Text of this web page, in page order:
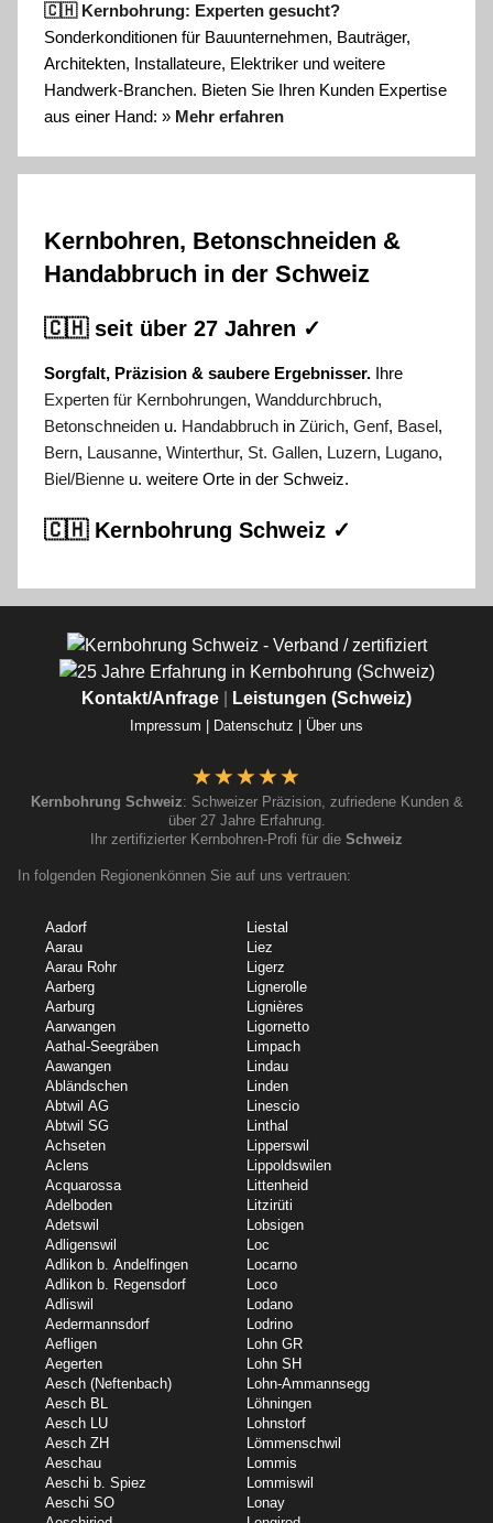
🇨🇭 Kernbohrung: Experten gesucht?
Sonderkonditionen für Bauunternehmen, Bauträger,
Architekten, Installateure, Elektriker und weitere
Handwerk-Branchen. Bieten Sie Ihren Kunden Expertise
aus einer Hand: » Mehr erfahren
Kernbohren, Betonschneiden &
Handabbruch in der Schweiz
🇨🇭 seit über 27 Jahren ✓
Sorgfalt, Präzision & saubere Ergebnisser. Ihre
Experten für Kernbohrungen, Wanddurchbruch,
Betonschneiden u. Handabbruch in Zürich, Genf, Basel,
Bern, Lausanne, Winterthur, St. Gallen, Luzern, Lugano,
Biel/Bienne u. weitere Orte in der Schweiz.
🇨🇭 Kernbohrung Schweiz ✓
Kontakt/Anfrage Leistungen (Schweiz)
Impressum | Datenschutz | Über uns
Kernbohrung Schweiz: Schweizer Präzision, zufriedene Kunden &
über 27 Jahre Erfahrung.
Ihr zertifizierter Kernbohren-Profi für die Schweiz
In folgenden Regionenkönnen Sie auf uns vertrauen:
Aadorf
Aarau
Aarau Rohr
Aarberg
Aarburg
Aarwangen
Aathal-Seegräben
Aawangen
Abländschen
Abtwil AG
Abtwil SG
Achseten
Aclens
Acquarossa
Adelboden
Adetswil
Adligenswil
Adlikon b. Andelfingen
Adlikon b. Regensdorf
Adliswil
Aedermannsdorf
Aefligen
Aegerten
Aesch (Neftenbach)
Aesch BL
Aesch LU
Aesch ZH
Aeschau
Aeschi b. Spiez
Aeschi SO
Liestal
Liez
Ligerz
Lignerolle
Lignières
Ligornetto
Limpach
Lindau
Linden
Linescio
Linthal
Lipperswil
Lippoldswilen
Littenheid
Litzirüti
Lobsigen
Loc
Locarno
Loco
Lodano
Lodrino
Lohn GR
Lohn SH
Lohn-Ammannsegg
Löhningen
Lohnstorf
Lömmenschwil
Lommis
Lommiswil
Lonay